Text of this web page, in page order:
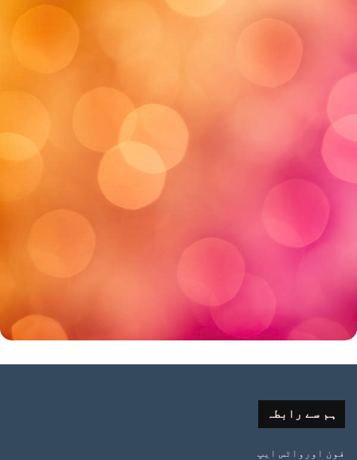
ہم سے رابطہ
فون اورواٹس ایپ